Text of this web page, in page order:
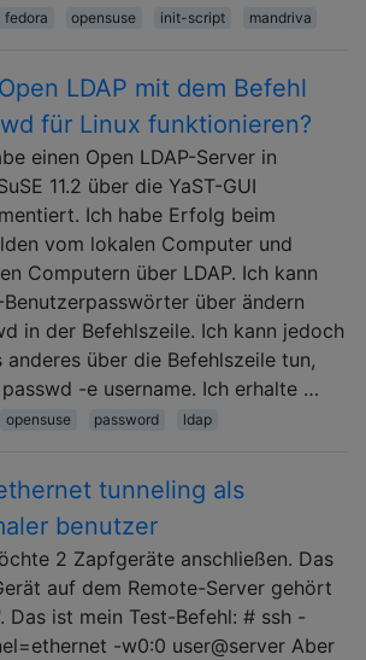
fedora opensuse init-script mandriva
LDAP mit dem Befehl
für Linux funktionieren?
einen Open LDAP-Server in
11.2 über die YaST-GUI
Ich habe Erfolg beim
vom lokalen Computer und
Computern über LDAP. Ich kann
Benutzerpasswörter über ändern
in der Befehlszeile. Ich kann jedoch
anderes über die Befehlszeile tun,
-e username. Ich erhalte …
opensuse password ldap
tunneling als
benutzer
2 Zapfgeräte anschließen. Das
auf dem Remote-Server gehört
Das ist mein Test-Befehl: # ssh -
-w0:0 user@server Aber